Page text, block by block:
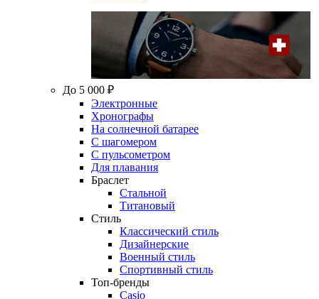
До 5 000 ₽
Электронные
Хронографы
На солнечной батарее
С шагомером
С пульсометром
Для плавания
Браслет
Стальной
Титановый
Стиль
Классический стиль
Дизайнерские
Военный стиль
Спортивный стиль
Топ-бренды
Casio